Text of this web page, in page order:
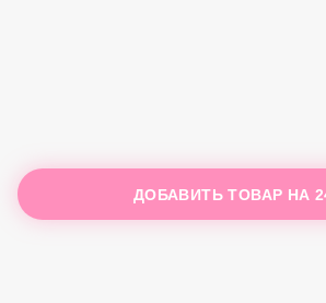
ДОБАВИТЬ ТОВАР НА